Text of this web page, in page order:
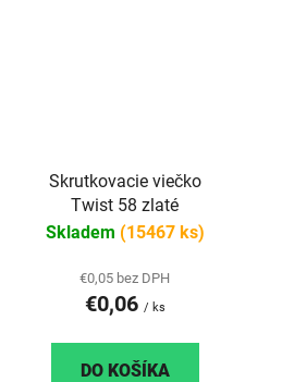
Skrutkovacie viečko
Twist 58 zlaté
Skladem (15467 ks)
€0,05 bez DPH
€0,06 / ks
DO KOŠÍKA